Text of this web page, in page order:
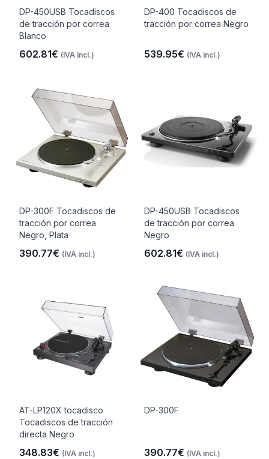
DP-450USB Tocadiscos
de tracción por correa
Blanco
602.81€ (IVA incl.)
DP-400 Tocadiscos de
tracción por correa Negro
539.95€ (IVA incl.)
DP-300F Tocadiscos de
tracción por correa
Negro, Plata
390.77€ (IVA incl.)
DP-450USB Tocadiscos
de tracción por correa
Negro
602.81€ (IVA incl.)
AT-LP120X tocadisco
Tocadiscos de tracción
directa Negro
348.83€ (IVA incl.)
DP-300F
390.77€ (IVA incl.)